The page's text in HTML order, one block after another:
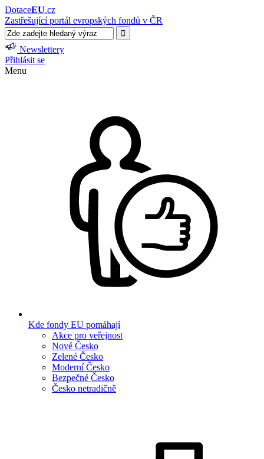
DotaceEU.cz
Zastřešující portál evropských fondů v ČR
Newslettery
Přihlásit se
Menu
Kde fondy EU pomáhají
Akce pro veřejnost
Nové Česko
Zelené Česko
Moderní Česko
Bezpečné Česko
Česko netradičně